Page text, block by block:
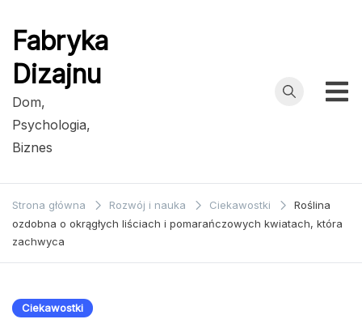
Fabryka
Dizajnu
Dom,
Psychologia,
Biznes
Strona główna Rozwój i nauka Ciekawostki
Roślina
ozdobna o okrągłych liściach i pomarańczowych kwiatach, która
zachwyca
Ciekawostki